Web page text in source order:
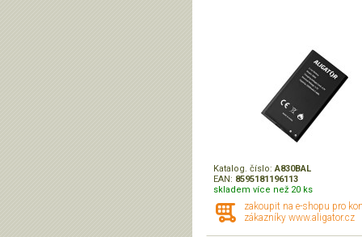
Katalog. číslo:A830BAL
EAN: 8595181196113
skladem více než 20 ks
zakoupit na e-shopu pro
zákazníky www.aligator.cz